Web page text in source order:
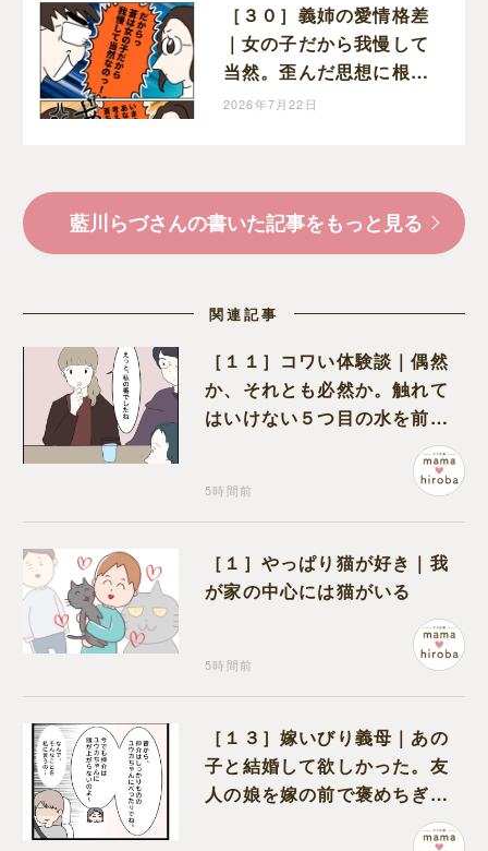
［３０］義姉の愛情格差
｜女の子だから我慢して
当然。歪んだ思想に根強
く影響する義姉の生い立
2026年7月22日
藍川らづさんの書いた記事をもっと見る
関連記事
［１１］コワい体験談｜偶然
か、それとも必然か。触れて
はいけない５つ目の水を前に
5時間前
［１］やっぱり猫が好き｜我
が家の中心には猫がいる
5時間前
［１３］嫁いびり義母｜あの
子と結婚して欲しかった。友
人の娘を嫁の前で褒めちぎる